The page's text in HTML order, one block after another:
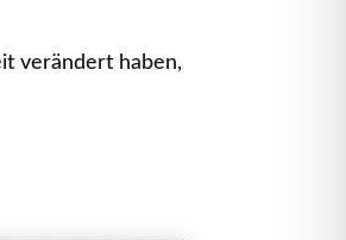
verändert haben,